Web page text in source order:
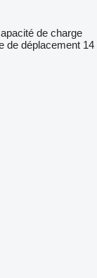
de charge
de déplacement 14